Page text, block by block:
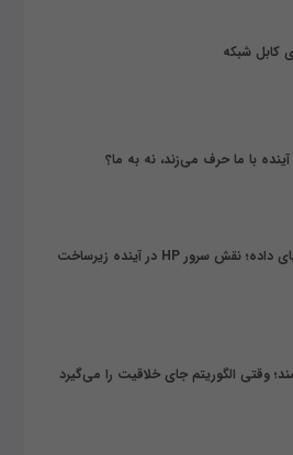
کابل شبکه
با ما حرف می‌زند، نه به ما؟
زیر پوست دنیای داده؛ نقش سرور HP در آینده زیرساخت
وقتی الگوریتم جای خلاقیت را می‌گیرد